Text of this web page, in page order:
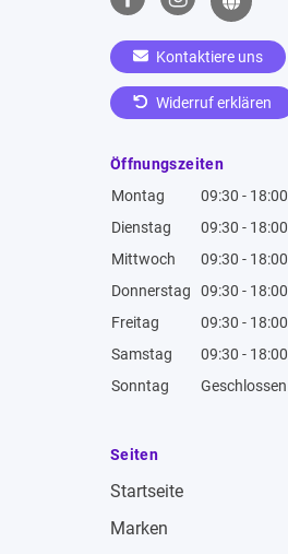
Kontaktiere uns
Widerruf erklären
Öffnungszeiten
Montag
09:30 - 18:00
Dienstag
09:30 - 18:00
Mittwoch
09:30 - 18:00
Donnerstag
09:30 - 18:00
Freitag
09:30 - 18:00
Samstag
09:30 - 18:00
Sonntag
Geschlossen
Seiten
Startseite
Marken